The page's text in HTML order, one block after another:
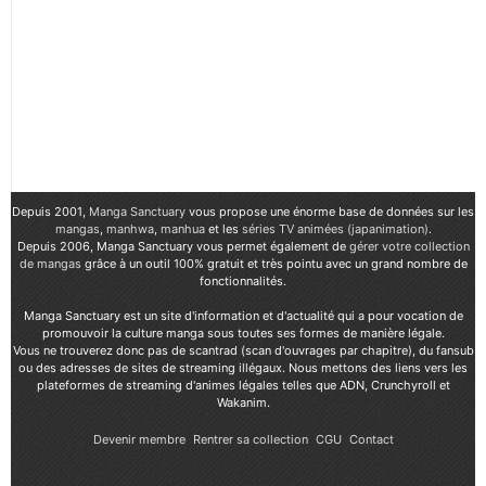
Depuis 2001, Manga Sanctuary vous propose une énorme base de données sur les
mangas, manhwa, manhuaet les séries TV animées (japanimation).
Depuis 2006, Manga Sanctuary vous permet également de gérer votre collection
de mangasgrâce à un outil 100% gratuit et très pointu avec un grand nombre de
fonctionnalités.
Manga Sanctuary est un site d'information et d'actualité qui a pour vocation de
promouvoir la culture manga sous toutes ses formes de manière légale.
Vous ne trouverez donc pas de scantrad (scan d'ouvrages par chapitre), du fansub
ou des adresses de sites de streaming illégaux. Nous mettons des liens vers les
plateformes de streaming d'animes légales telles que ADN, Crunchyroll et
Wakanim.
Devenir membre Rentrer sa collection CGU Contact